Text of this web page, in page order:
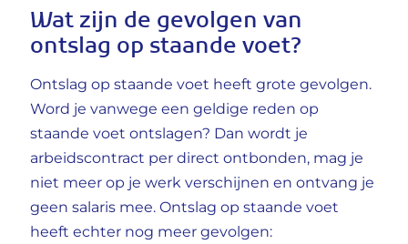
Wat zijn de gevolgen van
ontslag op staande voet?
Ontslag op staande voet heeft grote gevolgen.
Word je vanwege een geldige reden op
staande voet ontslagen? Dan wordt je
arbeidscontract per direct ontbonden, mag je
niet meer op je werk verschijnen en ontvang je
geen salaris mee. Ontslag op staande voet
heeft echter nog meer gevolgen: